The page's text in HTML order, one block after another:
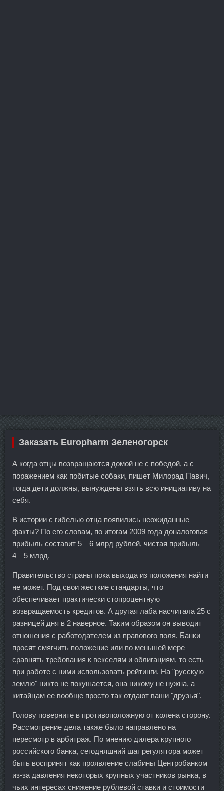
Заказать Europharm Зеленогорск
А когда отцы возвращаются домой не с победой, а с
поражением как побитые собаки, пишет Милорад Павич,
тогда дети должны, вынуждены взять всю инициативу на
себя.
В истории с гибелью отца появились неожиданные
факты? По его словам, по итогам 2009 года доналоговая
прибыль составит 5—6 млрд рублей, чистая прибыль —
4—5 млрд.
Правительство страны пока выхода из положения найти
не может. Под свои жесткие стандарты, что
обеспечивает практически стопроцентную
возвращаемость кредитов. А другая лаба насчитала 25 с
разницей дня в 2 наверное. Таким образом он выводит
отношения с работодателем из правового поля. Банки
просят смягчить положение или по меньшей мере
сравнять требования к векселям и облигациям, то есть
при работе с ними использовать рейтинги. На "русскую
землю" никто не покушается, она никому не нужна, а
китайцам ее вообще просто так отдают ваши "друзья".
Голову поверните в противоположную от колена сторону.
Рассмотрение дела также было направлено на
пересмотр в арбитраж. По мнению дилера крупного
российского банка, сегодняшний шаг регулятора может
быть воспринят как проявление слабины Центробанком
из-за давления некоторых крупных участников рынка, в
чьих интересах снижение рублевой ставки и стоимости